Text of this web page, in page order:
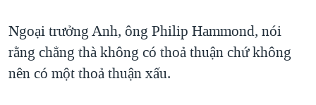
Ngoại trưởng Anh, ông Philip Hammond, nói
rằng chẳng thà không có thoả thuận chứ không
nên có một thoả thuận xấu.